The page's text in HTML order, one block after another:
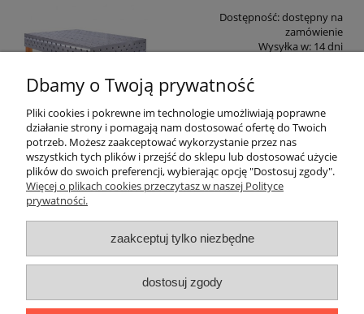
Dostępność:dostępny na
zamówienie
Wysyłka w: 14 dni
do koszyka
Pomoc
Dostawa i płatności
Moje konto
Gwarancja i zwroty
Dbamy o Twoją prywatność
Pliki cookies i pokrewne im technologie umożliwiają poprawne
działanie strony i pomagają nam dostosować ofertę do Twoich
potrzeb. Możesz zaakceptować wykorzystanie przez nas
wszystkich tych plików i przejść do sklepu lub dostosować użycie
plików do swoich preferencji, wybierając opcję "Dostosuj zgody".
Więcej o plikach cookies przeczytasz w naszej Polityce
prywatności.
zaakceptuj tylko niezbędne
dostosuj zgody